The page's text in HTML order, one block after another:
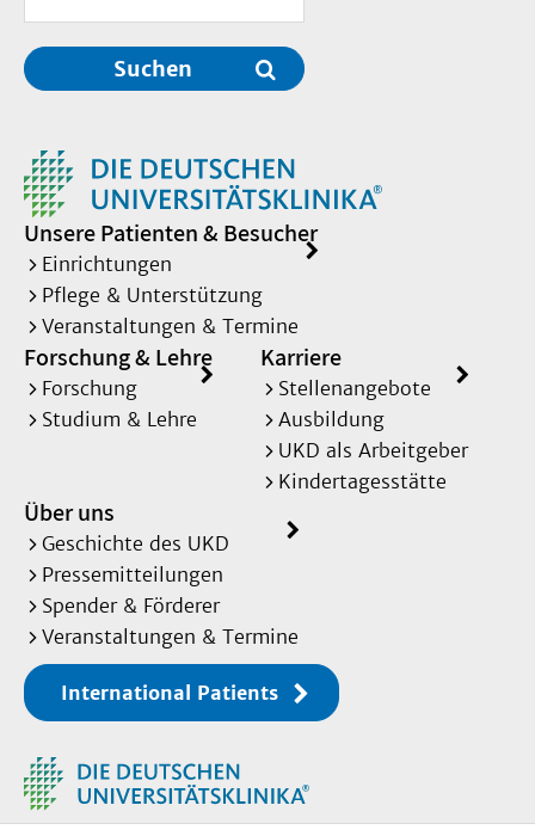
Suchen
Unsere Patienten & Besucher
Einrichtungen
Pflege & Unterstützung
Veranstaltungen & Termine
Forschung & Lehre
Forschung
Studium & Lehre
Karriere
Stellenangebote
Ausbildung
UKD als Arbeitgeber
Kindertagesstätte
Über uns
Geschichte des UKD
Pressemitteilungen
Spender & Förderer
Veranstaltungen & Termine
International Patients